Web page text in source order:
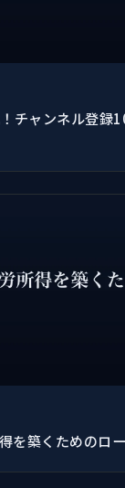
チャンネル登録
を築くためのロ